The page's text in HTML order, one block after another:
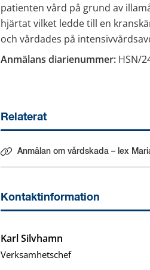
patienten vård på grund av
hjärtat vilket ledde till en
och vårdades på
Anmälans diarienummer: HSN/
Relaterat
Anmälan om vårdskada – lex
Länk till annan webbplats.
Kontaktinformation
Karl Silvhamn
Verksamhetschef